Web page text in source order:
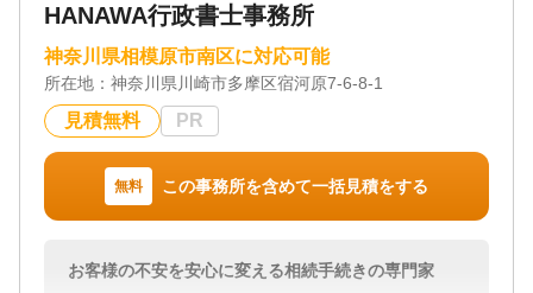
遺言書 / 遺産分割 / 相続税申告 / 相続手続き
対応体制
電話相談可 / 訪問可 / 女性スタッフ対応可 / 土日相談
可 / 初回相談無料 / 18時以降相談可 / オンライン面談
可 / 事務所面談可
HANAWA行政書士事務所
神奈川県相模原市南区に対応可能
所在地： 神奈川県川崎市多摩区宿河原7-6-8-1
見積無料 PR
無料 この事務所を含めて一括見積をする
お客様の不安を安心に変える相続手続きの専門家